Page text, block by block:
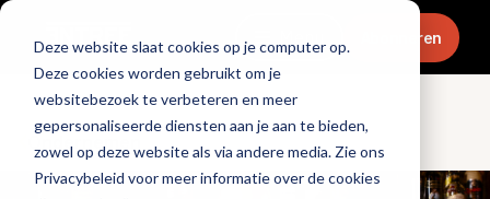
Deze website slaat cookies op je computer op.
Deze cookies worden gebruikt om je
websitebezoek te verbeteren en meer
gepersonaliseerde diensten aan je aan te bieden,
zowel op deze website als via andere media. Zie ons
Privacybeleid voor meer informatie over de cookies
Menu Abonneren
Ondernemen